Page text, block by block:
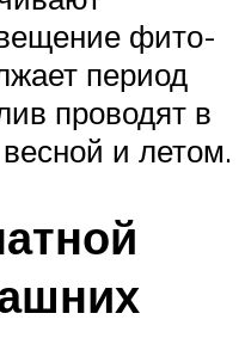
фито-
период
проводят в
и летом.